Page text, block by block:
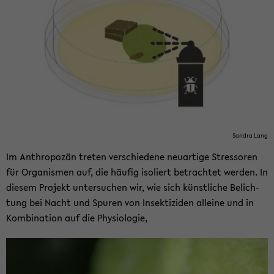
San­dra Lang
Im An­thro­po­zän tre­ten ver­schie­de­ne neu­ar­ti­ge Stres­so­ren
für Or­ga­nis­men auf, die häu­fig iso­liert be­trach­tet wer­den. In
die­sem Pro­jekt un­ter­su­chen wir, wie sich künst­li­che Be­lich­
tung bei Nacht und Spu­ren von In­sek­ti­zi­den al­lei­ne und in
Kom­bi­na­ti­on auf die Phy­sio­lo­gie,